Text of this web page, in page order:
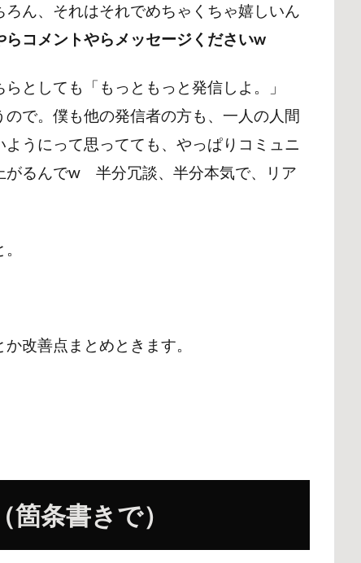
ん、それはそれでめちゃくちゃ嬉しいん
コメントやらメッセージくださいw
としても「もっともっと発信しよ。」
で。僕も他の発信者の方も、一人の人間
うにって思ってても、やっぱりコミュニ
がるんでw 半分冗談、半分本気で、リア
改善点まとめときます。
条書きで）